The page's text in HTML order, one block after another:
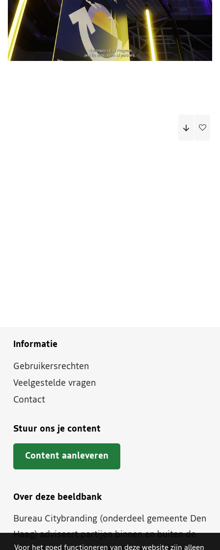
Informatie
Gebruikersrechten
Veelgestelde vragen
Contact
Stuur ons je content
Content aanleveren
Over deze beeldbank
Bureau Citybranding (onderdeel gemeente Den
Haag) adviseert partijen binnen en buiten de
Voor het goed functioneren van deze website zijn alleen